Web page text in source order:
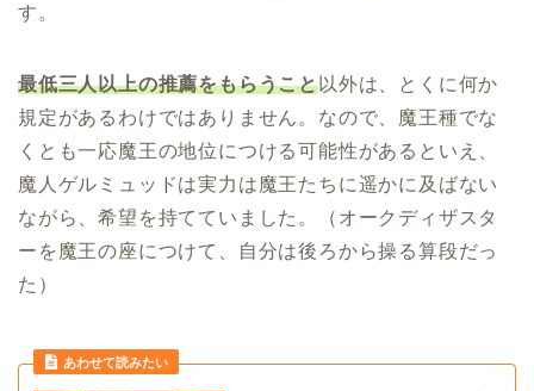
す。
最低三人以上の推薦をもらうこと以外は、とくに何か
規定があるわけではありません。なので、魔王種でな
くとも一応魔王の地位につける可能性があるといえ、
魔人ゲルミュッドは実力は魔王たちに遥かに及ばない
ながら、希望を持てていました。（オークディザスタ
ーを魔王の座につけて、自分は後ろから操る算段だっ
た）